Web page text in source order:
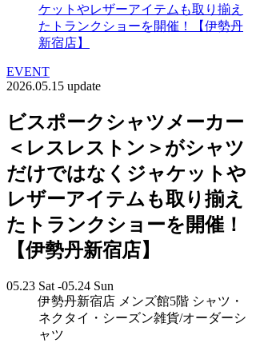
ケットやレザーアイテムも取り揃え
たトランクショーを開催！【伊勢丹
新宿店】
EVENT
2026.05.15 update
ビスポークシャツメーカー
＜レスレストン＞がシャツ
だけではなくジャケットや
レザーアイテムも取り揃え
たトランクショーを開催！
【伊勢丹新宿店】
05.23 Sat -05.24 Sun
伊勢丹新宿店 メンズ館5階 シャツ・
ネクタイ・シーズン雑貨/オーダーシ
ャツ